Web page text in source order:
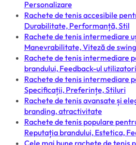
Personalizare
Rachete de tenis accesibile
Durabilitate, Performanță, Stil
Rachete de tenis intermediare
Manevrabilitate, Viteză de
Rachete de tenis intermediare
brandului, Feedback-ul
Rachete de tenis intermediare
Specificații, Preferințe, Stiluri
Rachete de tenis avansate și
branding, atractivitate
Rachete de tenis populare
Reputația brandului, Estetica,